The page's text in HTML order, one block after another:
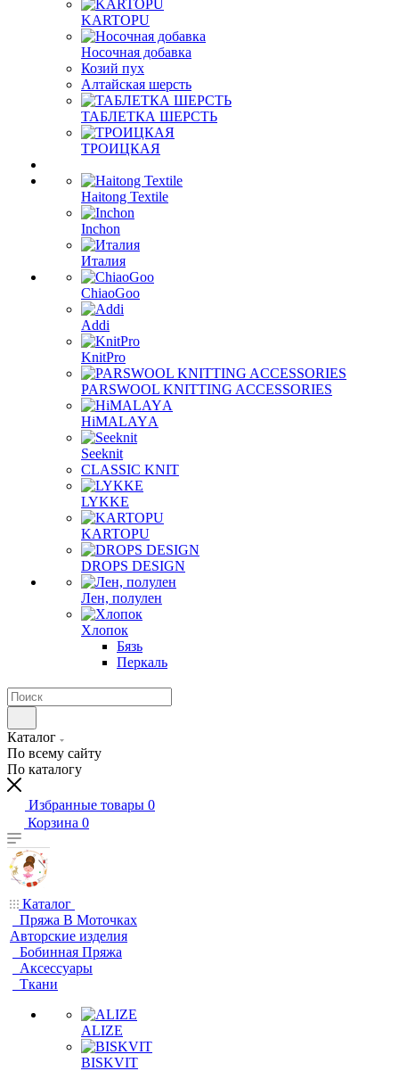
KARTOPU
Носочная добавка
Козий пух
Алтайская шерсть
ТАБЛЕTКА ШЕРСТЬ
ТРОИЦКАЯ
Haitong Textilе
Inchon
Италия
ChiaoGoo
Addi
KnitPro
PARSWOOL KNITTING ACCESSORIES
HiMALAYА
Seeknit
CLASSIC KNIT
LYKKE
KАRTOPU
DROPS DЕSIGN
Лен, полулен
Хлопок
Бязь
Перкаль
Каталог
По всему сайту
По каталогу
Избранные товары 0
Корзина 0
Каталог
Пряжа В Моточках
Авторские изделия
Бобинная Пряжа
Аксессуары
Ткани
ALIZE
BISKVIT